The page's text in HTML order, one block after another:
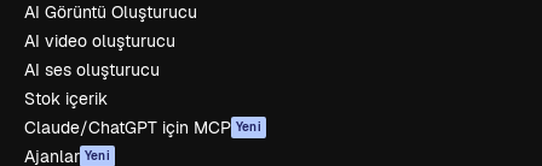
AI Görüntü Oluşturucu
AI video oluşturucu
AI ses oluşturucu
Stok içerik
Claude/ChatGPT için MCP Yeni
Ajanlar Yeni